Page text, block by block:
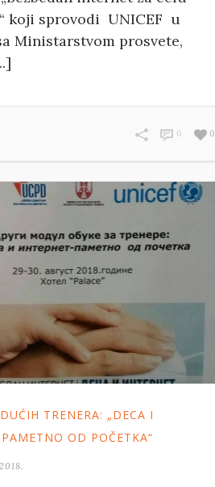
koji sprovodi UNICEF u
Ministarstvom prosvete,
0
0
TRENERA: „DECA I
OD POČETKA“